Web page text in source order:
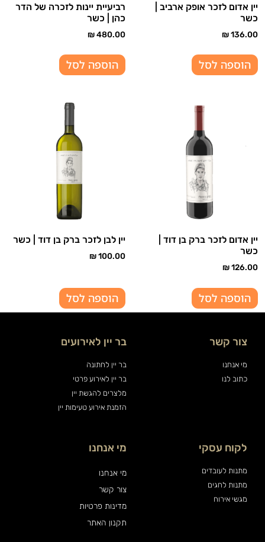
יין אדום לזכר אופק ארביב |
כשר
₪136.00
הוספה לסל
רביעיית יינות לזכרה של הדר
כהן | כשר
₪480.00
הוספה לסל
יין אדום לזכר ברק בן דוד |
כשר
₪126.00
הוספה לסל
יין לבן לזכר ברק בן דוד | כשר
₪100.00
הוספה לסל
צור קשר
מי אנחנו
כתוב לנו
בר יין לאירועים
בר יין לחתונה
בר יין לאירוע פרטי
מלצרים להגשת יין
הזמנת אירוע טעימות יין
לקוח עסקי
מתנות לעובדים
מתנות לחגים
מגשי אירוח
מי אנחנו
מי אנחנו
צור קשר
מדינות פרטיות
תקנון האתר